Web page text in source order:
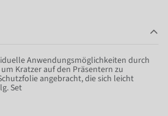
Anwendungsmöglichkeiten durch
Kratzer auf den Präsentern zu
angebracht, die sich leicht
Set